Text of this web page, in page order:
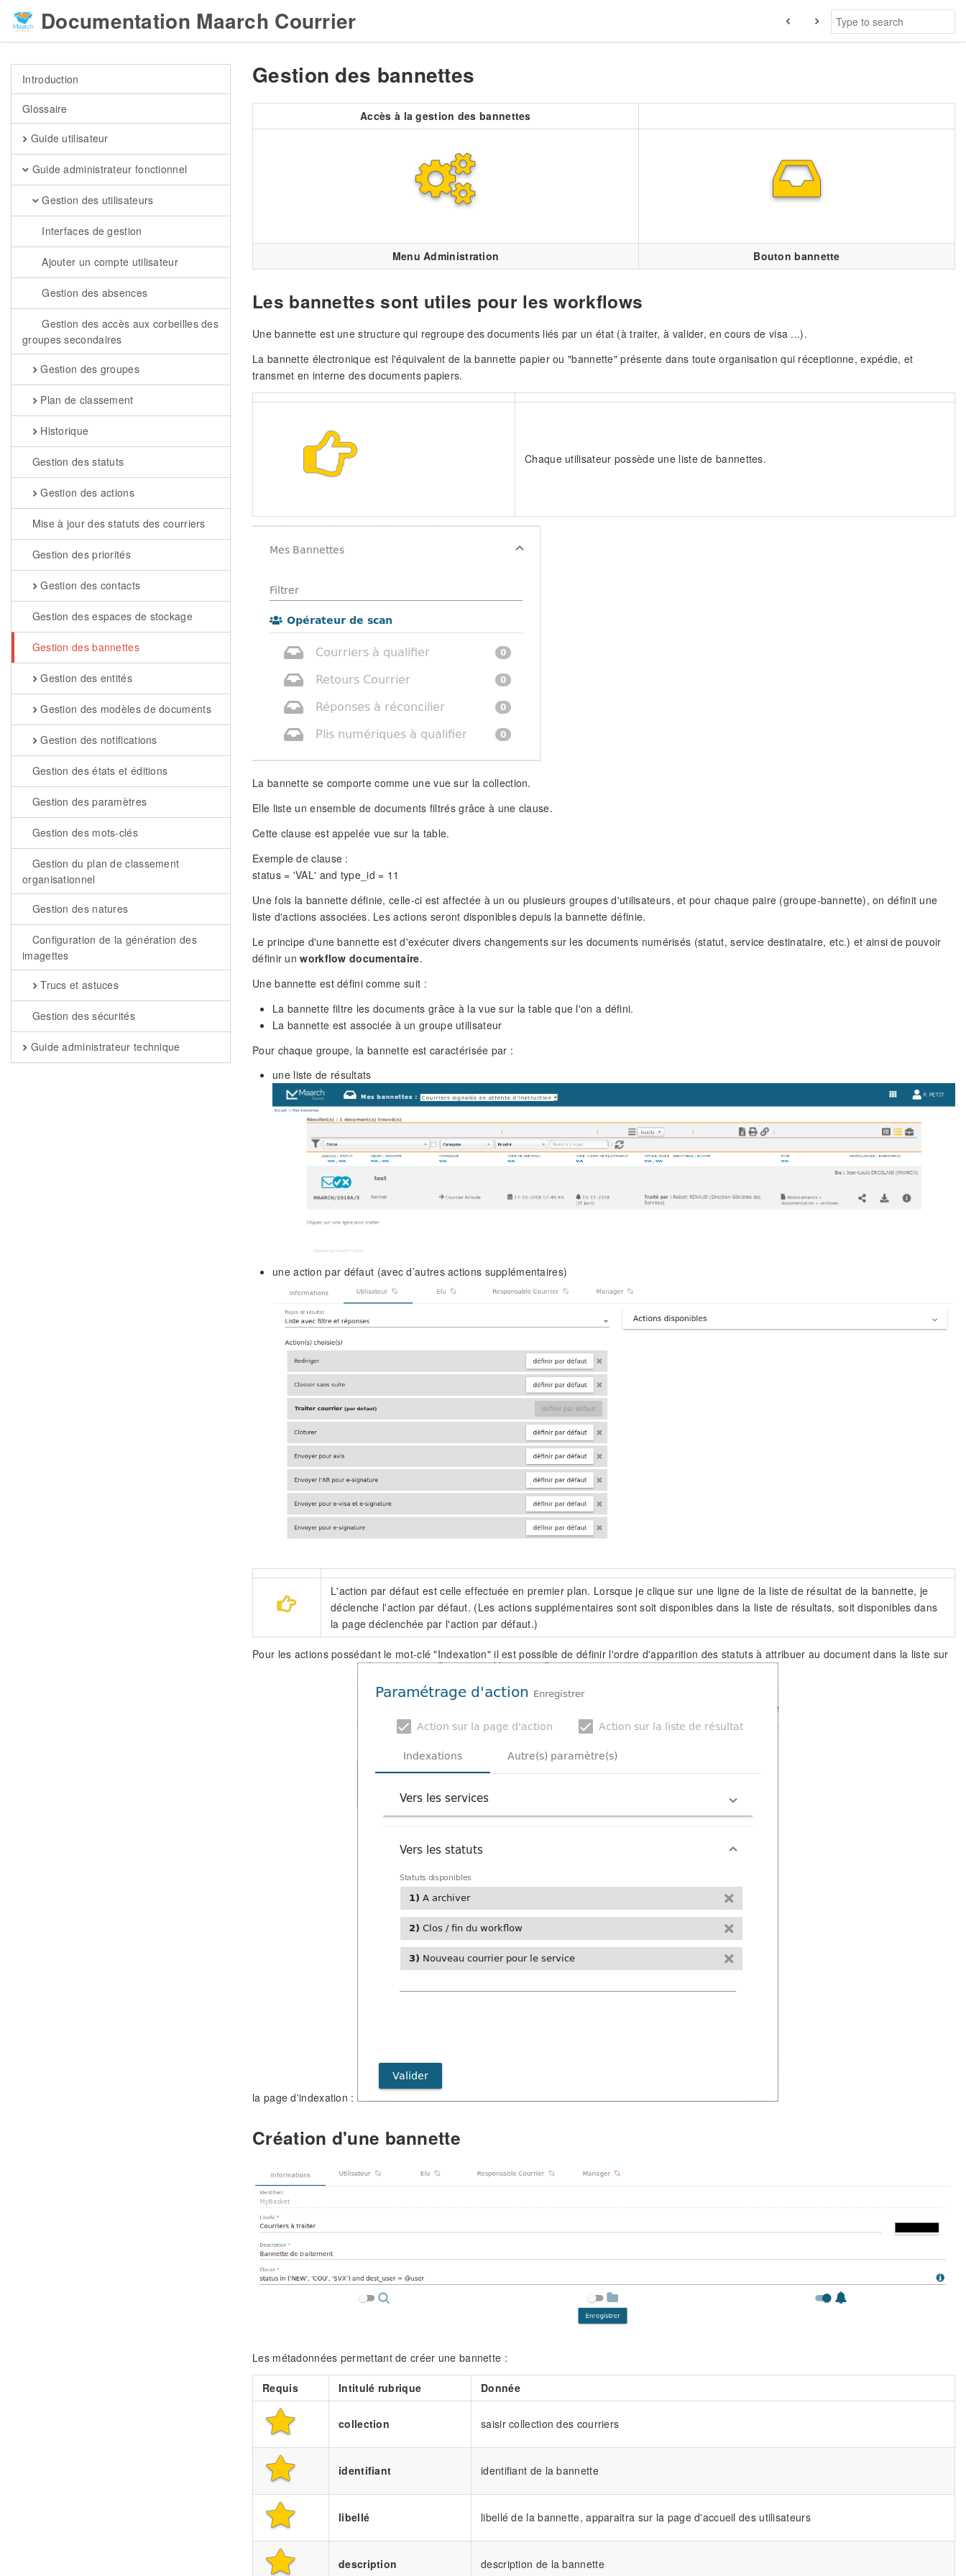
Documentation Maarch Courrier
Introduction
Glossaire
Guide utilisateur
Guide administrateur fonctionnel
Gestion des utilisateurs
Interfaces de gestion
Ajouter un compte utilisateur
Gestion des absences
Gestion des accès aux corbeilles des
groupes secondaires
Gestion des groupes
Plan de classement
Historique
Gestion des statuts
Gestion des actions
Mise à jour des statuts des courriers
Gestion des priorités
Gestion des contacts
Gestion des espaces de stockage
Gestion des bannettes
Gestion des entités
Gestion des modèles de documents
Gestion des notifications
Gestion des états et éditions
Gestion des paramètres
Gestion des mots-clés
Gestion du plan de classement
organisationnel
Gestion des natures
Configuration de la génération des
imagettes
Trucs et astuces
Gestion des sécurités
Guide administrateur technique
Gestion des bannettes
Accès à la gestion des bannettes
Menu Administration Bouton bannette
Les bannettes sont utiles pour les workflows
Une bannette est une structure qui regroupe des documents liés par un état (à traiter, à valider, en cours de visa ...).
La bannette électronique est l'équivalent de la bannette papier ou "bannette" présente dans toute organisation qui réceptionne, expédie, et
transmet en interne des documents papiers.
Chaque utilisateur possède une liste de bannettes.
La bannette se comporte comme une vue sur la collection.
Elle liste un ensemble de documents filtrés grâce à une clause.
Cette clause est appelée vue sur la table.
Exemple de clause : ​
status = 'VAL' and type_id = 11
Une fois la bannette définie, celle-ci est affectée à un ou plusieurs groupes d'utilisateurs, et pour chaque paire (groupe-bannette), on définit une
liste d'actions associées. Les actions seront disponibles depuis la bannette définie.
Le principe d'une bannette est d'exécuter divers changements sur les documents numérisés (statut, service destinataire, etc.) et ainsi de pouvoir
définir unworkflow documentaire.
Une bannette est défini comme suit :
La bannette filtre les documents grâce à la vue sur la table que l'on a défini.
La bannette est associée à un groupe utilisateur
Pour chaque groupe, la bannette est caractérisée par :
une liste de résultats
une action par défaut (avec d’autres actions supplémentaires)
L'action par défaut est celle effectuée en premier plan. Lorsque je clique sur une ligne de la liste de résultat de la bannette, je
déclenche l'action par défaut. (Les actions supplémentaires sont soit disponibles dans la liste de résultats, soit disponibles dans
la page déclenchée par l'action par défaut.)
Pour les actions possédant le mot-clé "Indexation" il est possible de définir l'ordre d'apparition des statuts à attribuer au document dans la liste sur
la page d'indexation :
Création d'une bannette
Les métadonnées permettant de créer une bannette :
Requis Intitulé rubrique Donnée
collection saisir collection des courriers
identifiant identifiant de la bannette
libellé libellé de la bannette, apparaitra sur la page d'accueil des utilisateurs
description description de la bannette